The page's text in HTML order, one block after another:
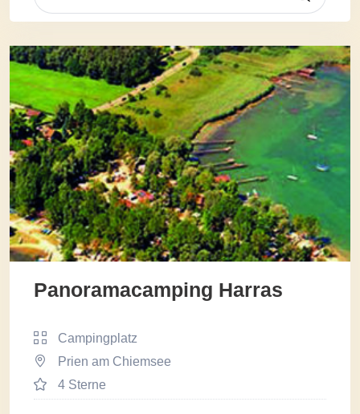
Panoramacamping Harras
Campingplatz
Prien am Chiemsee
4 Sterne